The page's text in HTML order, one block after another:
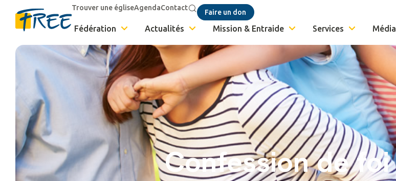
Trouver une égliseAgendaContact
Faire un don
Fédération Actualités Mission & Entraide Services Média
Confession de foi